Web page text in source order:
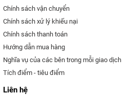
Chính sách vận chuyển
Chính sách xử lý khiếu nại
Chính sách thanh toán
Hướng dẫn mua hàng
Nghĩa vụ của các bên trong mỗi giao dịch
Tích điểm - tiêu điểm
Liên hệ